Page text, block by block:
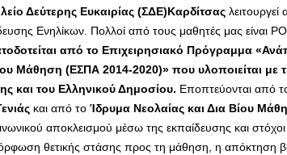
Δεύτερης Ευκαιρίας (ΣΔΕ)Καρδίτσας
Ενηλίκων. Πολλοί από τους μαθητές μας είναι
από το Επιχειρησιακό Πρόγραμμα
Μάθηση (ΕΣΠΑ 2014-2020)» που υλοποιείται
και του Ελληνικού Δημοσίου. Εποπτεύονται από
και από το Ίδρυμα Νεολαίας και Δια Βίου
αποκλεισμού μέσω της εκπαίδευσης και
θετικής στάσης προς τη μάθηση, η απόκτηση